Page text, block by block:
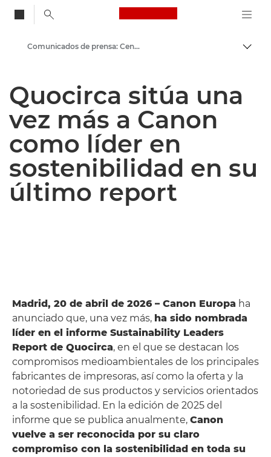
Canon Logo, back
Centro de prensa
Comunicados de prensa: Centro de prensa de Canon
Quocirca sitúa una
vez más a Canon
como líder en
sostenibilidad en su
último report
Madrid, 20 de abril de 2026 – Canon Europa ha
anunciado que, una vez más, ha sido nombrada
líder en el informe Sustainability Leaders
Report de Quocirca, en el que se destacan los
compromisos medioambientales de los principales
fabricantes de impresoras, así como la oferta y la
notoriedad de sus productos y servicios orientados
a la sostenibilidad. En la edición de 2025 del
informe que se publica anualmente, Canon
vuelve a ser reconocida por su claro
compromiso con la sostenibilidad en toda su